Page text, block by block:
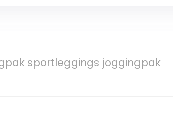
sportleggings joggingpak